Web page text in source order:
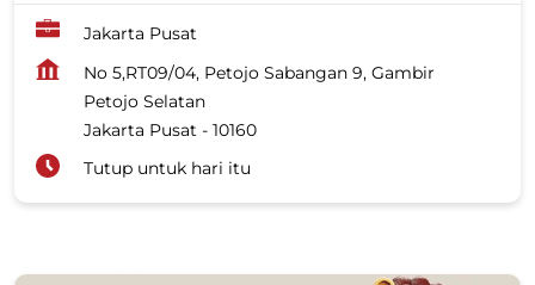
Jakarta Pusat
No 5,RT09/04, Petojo Sabangan 9, Gambir
Petojo Selatan
Jakarta Pusat - 10160
Tutup untuk hari itu